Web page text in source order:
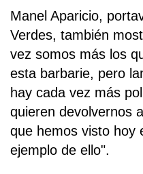
Manel Aparicio,
Verdes, también
vez somos más los
esta barbarie, pero
hay cada vez más
quieren devolvernos
que hemos visto hoy
ejemplo de ello".